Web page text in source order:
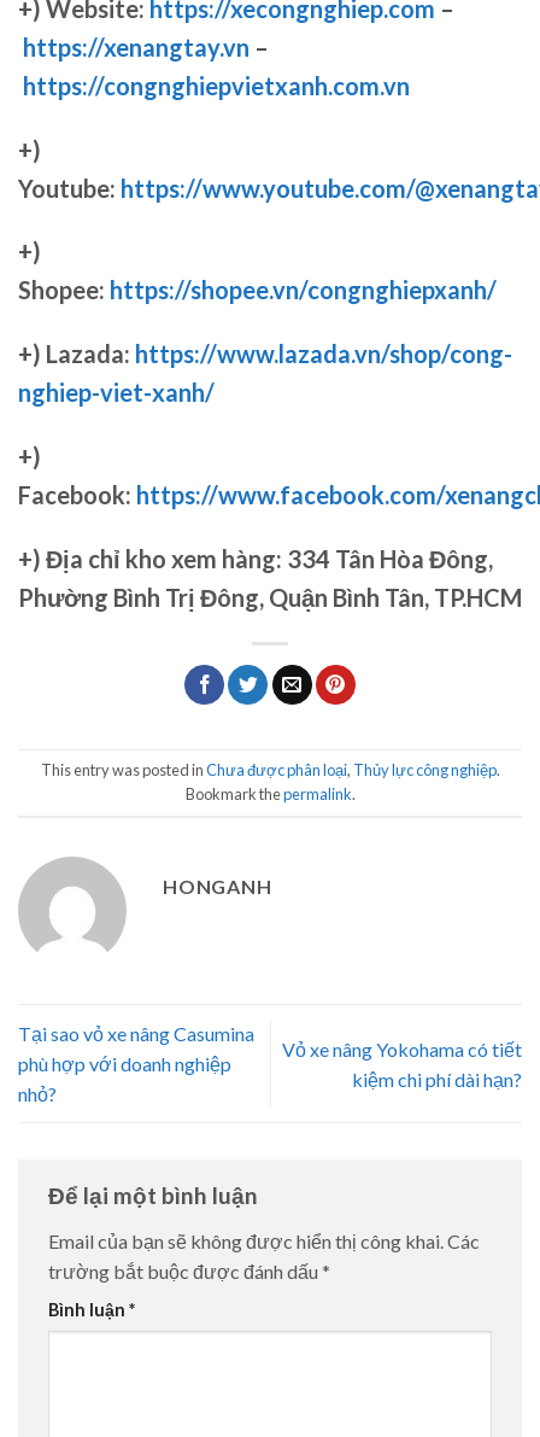
+) Website: https://xecongnghiep.com –
https://xenangtay.vn –
https://congnghiepvietxanh.com.vn
+)
Youtube: https://www.youtube.com/
+)
Shopee: https://shopee.vn/congnghiepxanh/
+) Lazada: https://www.lazada.vn/shop/cong-
nghiep-viet-xanh/
+)
Facebook: https://www.facebook.com/
+) Địa chỉ kho xem hàng: 334 Tân Hòa Đông,
Phường Bình Trị Đông, Quận Bình Tân, TP.HCM
This entry was posted inChưa được phân loại, Thủy lực công nghiệp.
Bookmark thepermalink.
HONGANH
Tại sao vỏ xe nâng Casumina
phù hợp với doanh nghiệp
nhỏ?
Vỏ xe nâng Yokohama có tiết
kiệm chi phí dài hạn?
Để lại một bình luận
Email của bạn sẽ không được hiển thị công khai.Các
trường bắt buộc được đánh dấu *
Bình luận *